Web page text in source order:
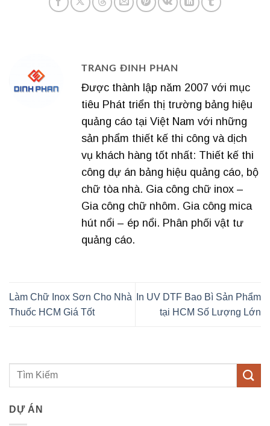
TRANG ĐINH PHAN
Được thành lập năm 2007 với mục
tiêu Phát triển thị trường bảng hiệu
quảng cáo tại Việt Nam với những
sản phẩm thiết kế thi công và dịch
vụ khách hàng tốt nhất: Thiết kế thi
công dự án bảng hiệu quảng cáo, bộ
chữ tòa nhà. Gia công chữ inox –
Gia công chữ nhôm. Gia công mica
hút nổi – ép nổi. Phân phối vật tư
quảng cáo.
Làm Chữ Inox Sơn Cho Nhà
Thuốc HCM Giá Tốt
In UV DTF Bao Bì Sản Phẩm
tại HCM Số Lượng Lớn
DỰ ÁN